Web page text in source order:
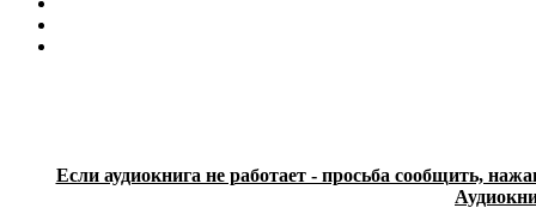
Если аудиокнига не работает - просьба сообщить,